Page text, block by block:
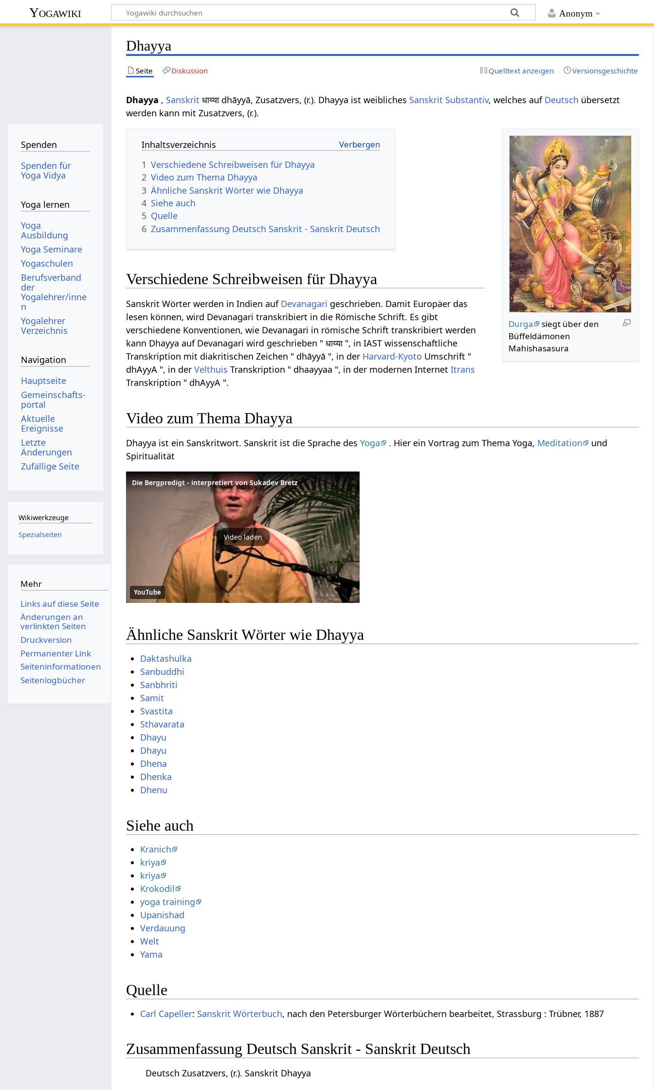
Anonym
Yogawiki
Dhayya
Seite Diskussion Quelltext anzeigen Versionsgeschichte
Dhayya , Sanskrit धाय्या dhāyyā, Zusatzvers, (r.). Dhayya ist weibliches Sanskrit Substantiv, welches auf Deutsch übersetzt
werden kann mit Zusatzvers, (r.).
Durga
siegt über den
Büffeldämonen
Mahishasasura
Inhaltsverzeichnis
1 Verschiedene Schreibweisen für Dhayya
2 Video zum Thema Dhayya
3 Ähnliche Sanskrit Wörter wie Dhayya
4 Siehe auch
5 Quelle
6 Zusammenfassung Deutsch Sanskrit - Sanskrit Deutsch
Verschiedene Schreibweisen für Dhayya
Sanskrit Wörter werden in Indien auf Devanagari geschrieben. Damit Europäer das
lesen können, wird Devanagari transkribiert in die Römische Schrift. Es gibt
verschiedene Konventionen, wie Devanagari in römische Schrift transkribiert werden
kann Dhayya auf Devanagari wird geschrieben " धाय्या ", in IAST wissenschaftliche
Transkription mit diakritischen Zeichen " dhāyyā ", in der Harvard-Kyoto Umschrift "
dhAyyA ", in derVelthuis Transkription " dhaayyaa ", in der modernen InternetItrans
Transkription " dhAyyA ".
Video zum Thema Dhayya
Dhayya ist ein Sanskritwort. Sanskrit ist die Sprache desYoga . Hier ein Vortrag zum Thema Yoga, Meditation
und
Spiritualität
Die Bergpredigt - interpretiert von Sukadev Bretz
Video laden
YouTube
Ähnliche Sanskrit Wörter wie Dhayya
Daktashulka
Sanbuddhi
Sanbhriti
Samit
Svastita
Sthavarata
Dhayu
Dhayu
Dhena
Dhenka
Dhenu
Siehe auch
Kranich
kriya
kriya
Krokodil
yoga training
Upanishad
Verdauung
Welt
Yama
Quelle
Carl Capeller: Sanskrit Wörterbuch, nach den Petersburger Wörterbüchern bearbeitet, Strassburg : Trübner, 1887
Zusammenfassung Deutsch Sanskrit - Sanskrit Deutsch
Deutsch Zusatzvers, (r.). Sanskrit Dhayya
Spenden
Spenden für
Yoga Vidya
Yoga lernen
Yoga
Ausbildung
Yoga Seminare
Yogaschulen
Berufsverband
der
Yogalehrer/inne
n
Yogalehrer
Verzeichnis
Navigation
Hauptseite
Gemeinschafts­
portal
Aktuelle
Ereignisse
Letzte
Änderungen
Zufällige Seite
Wikiwerkzeuge
Spezialseiten
Mehr
Links auf diese Seite
Änderungen an
verlinkten Seiten
Druckversion
Permanenter Link
Seiten­­informationen
Seitenlogbücher